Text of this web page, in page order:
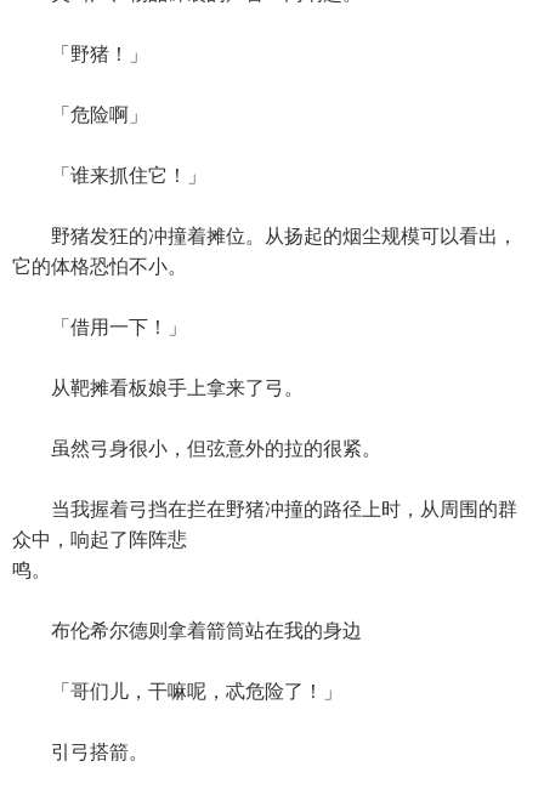
「野猪！」
「危险啊」
「谁来抓住它！」
野猪发狂的冲撞着摊位。从扬起的烟尘规模可以看出，
它的体格恐怕不小。
「借用一下！」
从靶摊看板娘手上拿来了弓。
虽然弓身很小，但弦意外的拉的很紧。
当我握着弓挡在拦在野猪冲撞的路径上时，从周围的群
众中，响起了阵阵悲
鸣。
布伦希尔德则拿着箭筒站在我的身边
「哥们儿，干嘛呢，忒危险了！」
引弓搭箭。